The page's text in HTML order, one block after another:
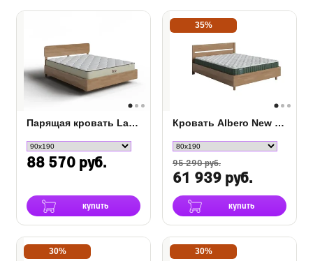
Парящая кровать Lawn
88 570 руб.
купить
35%
Кровать Albero New с подъемным механизмом
95 290 руб.
61 939 руб.
купить
30% 30%